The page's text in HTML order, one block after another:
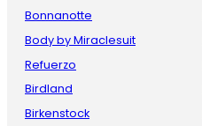
Bonnanotte
Body by Miraclesuit
Refuerzo
Birdland
Birkenstock